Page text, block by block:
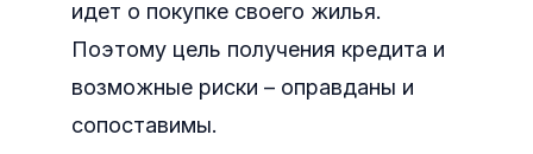
идет о покупке своего жилья.
Поэтому цель получения кредита и
возможные риски – оправданы и
сопоставимы.